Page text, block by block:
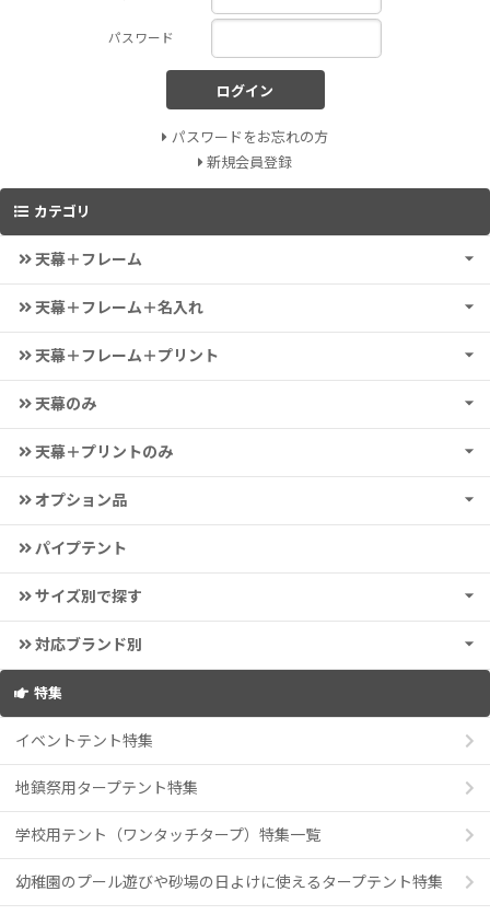
パスワード
ログイン
パスワードをお忘れの方
新規会員登録
カテゴリ
天幕＋フレーム
天幕＋フレーム＋名入れ
天幕＋フレーム＋プリント
天幕のみ
天幕＋プリントのみ
オプション品
パイプテント
サイズ別で探す
対応ブランド別
特集
イベントテント特集
地鎮祭用タープテント特集
学校用テント（ワンタッチタープ）特集一覧
幼稚園のプール遊びや砂場の日よけに使えるタープテント特集